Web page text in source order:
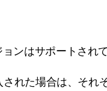
ンはサポートされ
れた場合は、それ